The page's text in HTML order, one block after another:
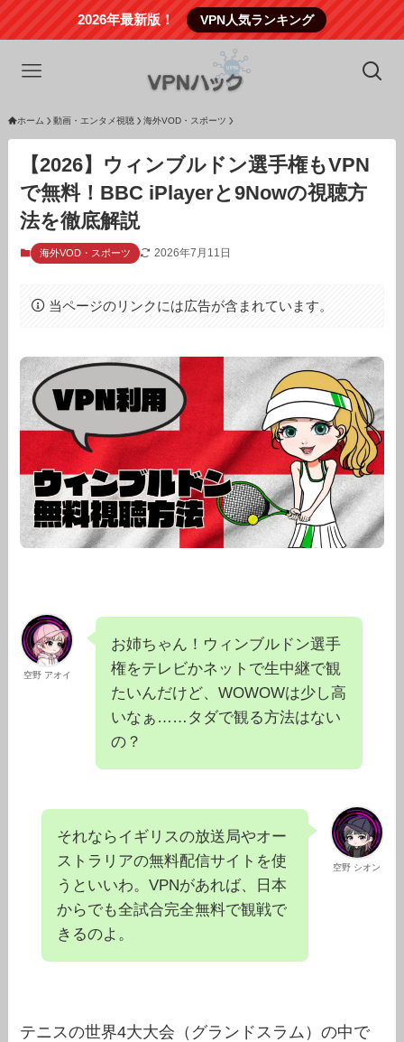
2026年最新版！ VPN人気ランキング
ホーム 動画・エンタメ視聴 海外VOD・スポーツ
【2026】ウィンブルドン選手権もVPN
で無料！BBC iPlayerと9Nowの視聴方
法を徹底解説
海外VOD・スポーツ 2026年7月11日
当ページのリンクには広告が含まれています。
空野 アオイ
お姉ちゃん！ウィンブルドン選手
権をテレビかネットで生中継で観
たいんだけど、WOWOWは少し高
いなぁ……タダで観る方法はない
の？
空野 シオン
それならイギリスの放送局やオー
ストラリアの無料配信サイトを使
うといいわ。VPNがあれば、日本
からでも全試合完全無料で観戦で
きるのよ。
テニスの世界4大大会（グランドスラム）の中で